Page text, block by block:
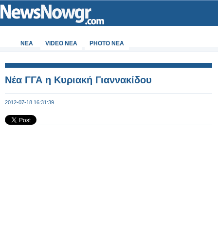
ΝΕΑ VIDEO NEA PHOTO NEA
Νέα ΓΓΑ η Κυριακή Γιαννακίδου
2012-07-18 16:31:39